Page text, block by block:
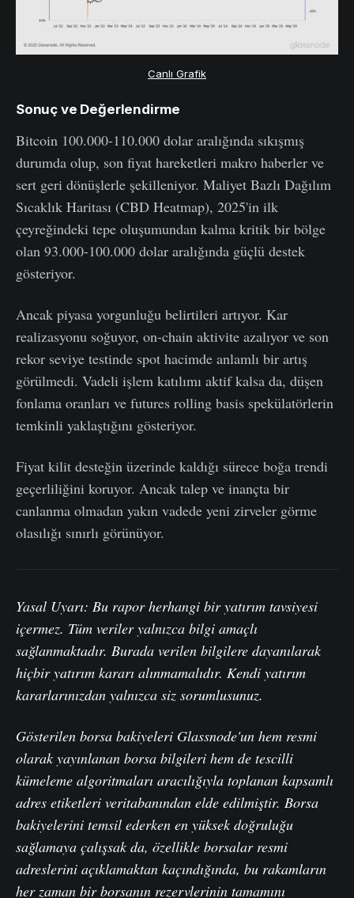
Canlı Grafik
Sonuç ve Değerlendirme
Bitcoin 100.000-110.000 dolar aralığında sıkışmış
durumda olup, son fiyat hareketleri makro haberler ve
sert geri dönüşlerle şekilleniyor. Maliyet Bazlı Dağılım
Sıcaklık Haritası (CBD Heatmap), 2025'in ilk
çeyreğindeki tepe oluşumundan kalma kritik bir bölge
olan 93.000-100.000 dolar aralığında güçlü destek
gösteriyor.
Ancak piyasa yorgunluğu belirtileri artıyor. Kar
realizasyonu soğuyor, on-chain aktivite azalıyor ve son
rekor seviye testinde spot hacimde anlamlı bir artış
görülmedi. Vadeli işlem katılımı aktif kalsa da, düşen
fonlama oranları ve futures rolling basis spekülatörlerin
temkinli yaklaştığını gösteriyor.
Fiyat kilit desteğin üzerinde kaldığı sürece boğa trendi
geçerliliğini koruyor. Ancak talep ve inançta bir
canlanma olmadan yakın vadede yeni zirveler görme
olasılığı sınırlı görünüyor.
Yasal Uyarı: Bu rapor herhangi bir yatırım tavsiyesi
içermez. Tüm veriler yalnızca bilgi amaçlı
sağlanmaktadır. Burada verilen bilgilere dayanılarak
hiçbir yatırım kararı alınmamalıdır. Kendi yatırım
kararlarınızdan yalnızca siz sorumlusunuz.
Gösterilen borsa bakiyeleri Glassnode'un hem resmi
olarak yayınlanan borsa bilgileri hem de tescilli
kümeleme algoritmaları aracılığıyla toplanan kapsamlı
adres etiketleri veritabanından elde edilmiştir. Borsa
bakiyelerini temsil ederken en yüksek doğruluğu
sağlamaya çalışsak da, özellikle borsalar resmi
adreslerini açıklamaktan kaçındığında, bu rakamların
her zaman bir borsanın rezervlerinin tamamını